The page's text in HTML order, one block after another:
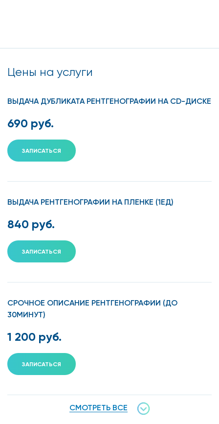
Цены на услуги
ВЫДАЧА ДУБЛИКАТА РЕНТГЕНОГРАФИИ НА CD-ДИСКЕ
690 руб.
ЗАПИСАТЬСЯ
ВЫДАЧА РЕНТГЕНОГРАФИИ НА ПЛЕНКЕ (1ЕД)
840 руб.
ЗАПИСАТЬСЯ
СРОЧНОЕ ОПИСАНИЕ РЕНТГЕНОГРАФИИ (ДО
30МИНУТ)
1 200 руб.
ЗАПИСАТЬСЯ
СМОТРЕТЬ ВСЕ